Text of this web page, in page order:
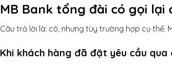
MB Bank tổng đài có gọi
Câu trả lời là: có, nhưng tùy trường hợp cụ thể.
Khi khách hàng đã đặt yêu cầu